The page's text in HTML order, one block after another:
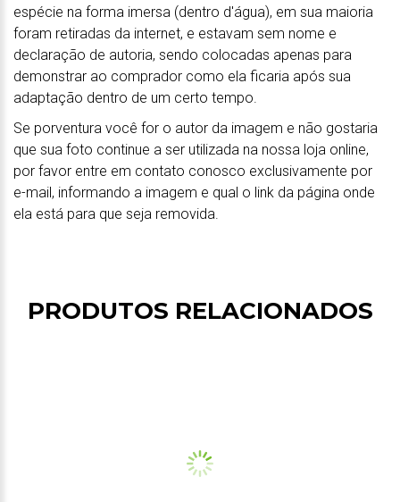
espécie na forma imersa (dentro d'água), em sua maioria
foram retiradas da internet, e estavam sem nome e
declaração de autoria, sendo colocadas apenas para
demonstrar ao comprador como ela ficaria após sua
adaptação dentro de um certo tempo.
Se porventura você for o autor da imagem e não gostaria
que sua foto continue a ser utilizada na nossa loja online,
por favor entre em contato conosco exclusivamente por
e-mail, informando a imagem e qual o link da página onde
ela está para que seja removida.
PRODUTOS RELACIONADOS